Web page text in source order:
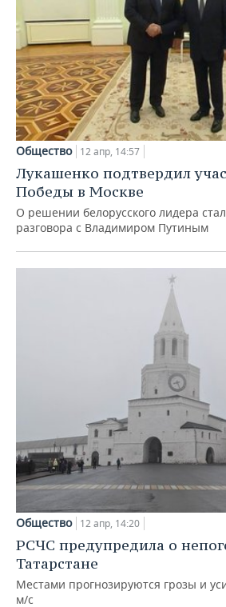
Общество 12 апр, 14:57
Лукашенко подтвердил
Победы в Москве
О решении белорусского лидера
разговора с Владимиром Путиным
Общество 12 апр, 14:20
РСЧС предупредила о
Татарстане
Местами прогнозируются грозы и
м/с